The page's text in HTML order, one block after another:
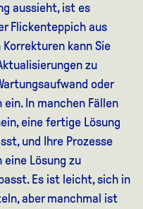
aussieht, ist es
Flickenteppich aus
kann Sie
zu
oder
In manchen Fällen
eine fertige Lösung
und Ihre Prozesse
eine Lösung zu
Es ist leicht, sich in
aber manchmal ist